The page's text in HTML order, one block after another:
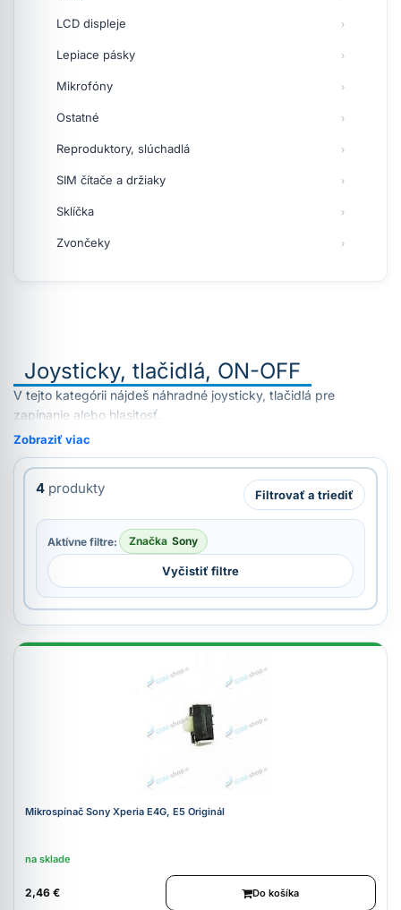
LCD displeje
Lepiace pásky
Mikrofóny
Ostatné
Reproduktory, slúchadlá
SIM čítače a držiaky
Sklíčka
Zvončeky
Joysticky, tlačidlá, ON-OFF
V tejto kategórii nájdeš náhradné joysticky, tlačidlá pre
zapínanie alebo hlasitosť.
Zobraziť viac
4 produkty Filtrovať a triediť
Aktívne filtre: Značka Sony
Vyčistiť filtre
Mikrospínač Sony Xperia E4G, E5 Originál
na sklade
2,46 € Do košíka